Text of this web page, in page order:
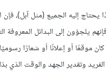
إليه الجميع (مثل آبل)، فإن
يلجؤون إلى البدائل
كان موقعًا أو إعلانًا أو شعارًا
وتقدير الجهد والوقت الذي